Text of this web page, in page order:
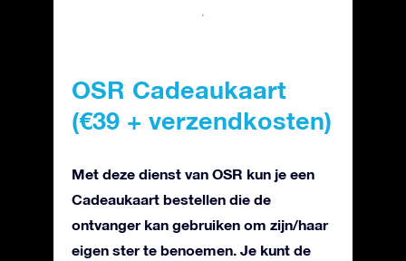
OSR Cadeaukaart
(€39 + verzendkosten)
Met deze dienst van OSR kun je een
Cadeaukaart bestellen die de
ontvanger kan gebruiken om zijn/haar
eigen ster te benoemen. Je kunt de